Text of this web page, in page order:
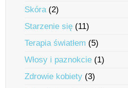
Skóra(2)
Starzenie się (11)
Terapia światłem (5)
Włosy i paznokcie (1)
Zdrowie kobiety (3)